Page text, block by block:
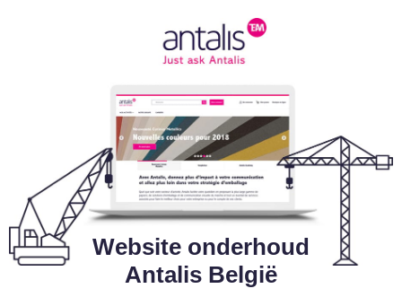
Website onderhoud
Antalis België